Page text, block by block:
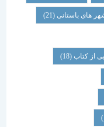
(21)
(18)